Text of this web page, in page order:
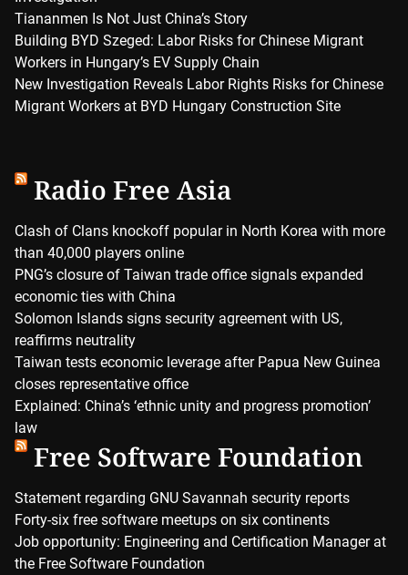
Tiananmen Is Not Just China’s Story
Building BYD Szeged: Labor Risks for Chinese Migrant
Workers in Hungary’s EV Supply Chain
New Investigation Reveals Labor Rights Risks for Chinese
Migrant Workers at BYD Hungary Construction Site
Radio Free Asia
Clash of Clans knockoff popular in North Korea with more
than 40,000 players online
PNG’s closure of Taiwan trade office signals expanded
economic ties with China
Solomon Islands signs security agreement with US,
reaffirms neutrality
Taiwan tests economic leverage after Papua New Guinea
closes representative office
Explained: China’s ‘ethnic unity and progress promotion’
law
Free Software Foundation
Statement regarding GNU Savannah security reports
Forty-six free software meetups on six continents
Job opportunity: Engineering and Certification Manager at
the Free Software Foundation